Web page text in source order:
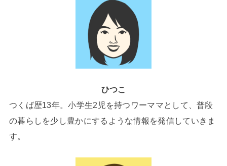
ひつこ
つくば歴13年。小学生2児を持つワーママとして、普段
の暮らしを少し豊かにするような情報を発信していきま
す。